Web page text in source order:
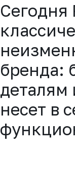
Сегодня
бренда:
деталям
несет в